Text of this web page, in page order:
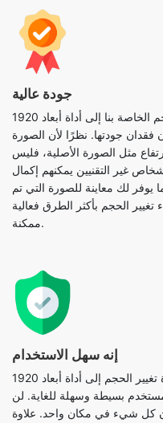
جودة عالية
بمساعدة صورة تغيير الحجم الخاصة بنا إلى أداة أبعاد 1920x480، من
جودتها. نظرًا لأن الصورة
مثل الصورة الأصلية، فليس
غير التقنيين يمكنهم إكمال
يوفر لك معاينة للصورة التي تم
تغيير الحجم بأكثر الطرق فعالية
ممكنة.
إنه سهل الاستخدام
هذه الصورة تغيير الحجم إلى أداة أبعاد 1920x480 بالبكسل سهلة
بسيطة وسهلة للغاية. لن
كل شيء في مكان واحد. علاوة